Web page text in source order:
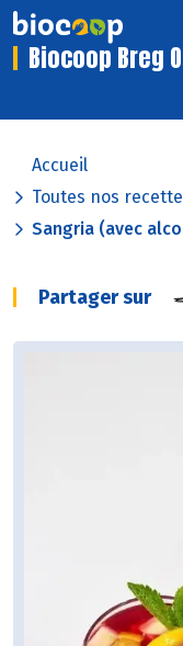
Biocoop Breg
Accueil
Toutes nos
Sangria (avec
Partager sur